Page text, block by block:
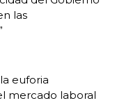
las
euforia
mercado laboral